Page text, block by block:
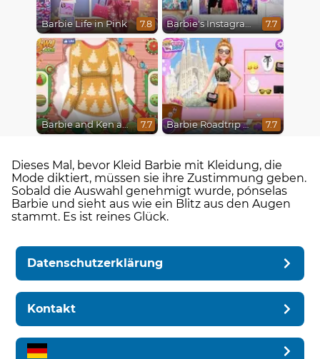
Barbie Life in Pink 7.8 Barbie's Instagram Life 7.7
Barbie and Ken a Perfect Christmas 7.7 Barbie Roadtrip Adventure 7.7
Dieses Mal, bevor Kleid Barbie mit Kleidung, die
Mode diktiert, müssen sie ihre Zustimmung geben.
Sobald die Auswahl genehmigt wurde, pónselas
Barbie und sieht aus wie ein Blitz aus den Augen
stammt. Es ist reines Glück.
Datenschutzerklärung
Kontakt